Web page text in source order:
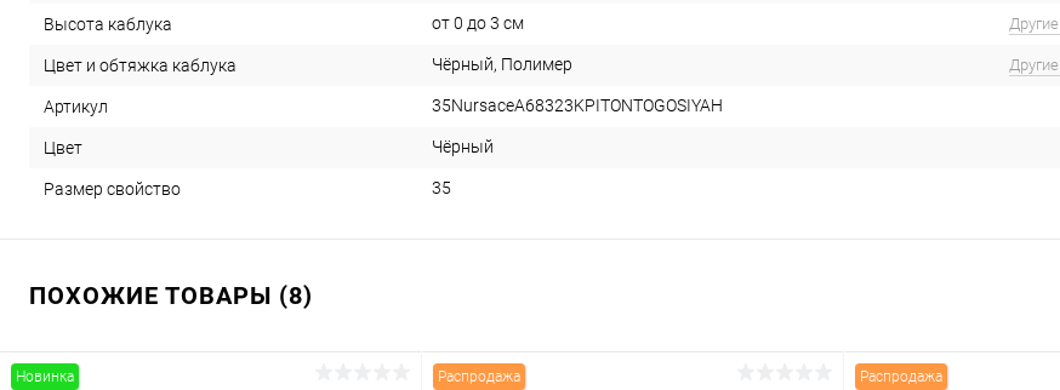
Высота каблука от 0 до 3 см
Цвет и обтяжка каблука Чёрный, Полимер
Артикул 35NursaceA68323KPITONTOGOSIYAH
Цвет Чёрный
Размер свойство 35
ПОХОЖИЕ ТОВАРЫ (8)
Новинка Распродажа Распродажа